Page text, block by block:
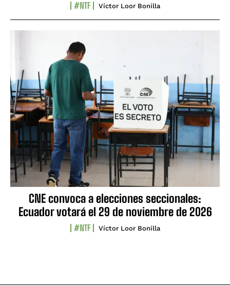
#NTF Víctor Loor Bonilla
CNE convoca a elecciones seccionales:
Ecuador votará el 29 de noviembre de 2026
#NTF Víctor Loor Bonilla